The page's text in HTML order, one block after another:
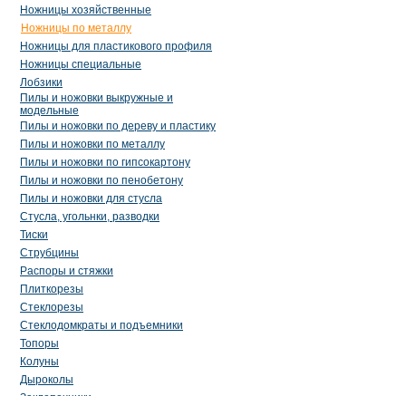
Ножницы хозяйственные
Ножницы по металлу
Ножницы для пластикового профиля
Ножницы специальные
Лобзики
Пилы и ножовки выкружные и
модельные
Пилы и ножовки по дереву и пластику
Пилы и ножовки по металлу
Пилы и ножовки по гипсокартону
Пилы и ножовки по пенобетону
Пилы и ножовки для стусла
Стусла, угольнки, разводки
Тиски
Струбцины
Распоры и стяжки
Плиткорезы
Стеклорезы
Стеклодомкраты и подъемники
Топоры
Колуны
Дыроколы